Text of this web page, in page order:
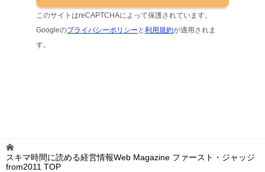
このサイトはreCAPTCHAによって保護されています。
Googleのプライバシーポリシー と利用規約が適用されま
す。
スキマ時間に読める経営情報Web Magazine ファースト・ジャッジ
from2011 TOP